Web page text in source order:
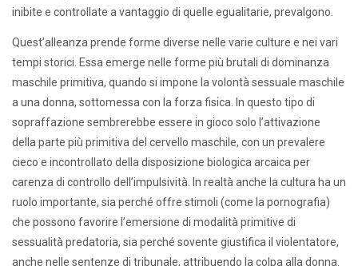
inibite e controllate a vantaggio di quelle egualitarie, prevalgono.
Quest’alleanza prende forme diverse nelle varie culture e nei vari
tempi storici. Essa emerge nelle forme più brutali di dominanza
maschile primitiva, quando si impone la volontà sessuale maschile
a una donna, sottomessa con la forza fisica. In questo tipo di
sopraffazione sembrerebbe essere in gioco solo l’attivazione
della parte più primitiva del cervello maschile, con un prevalere
cieco e incontrollato della disposizione biologica arcaica per
carenza di controllo dell’impulsività. In realtà anche la cultura ha un
ruolo importante, sia perché offre stimoli (come la pornografia)
che possono favorire l’emersione di modalità primitive di
sessualità predatoria, sia perché sovente giustifica il violentatore,
anche nelle sentenze di tribunale, attribuendo la colpa alla donna.